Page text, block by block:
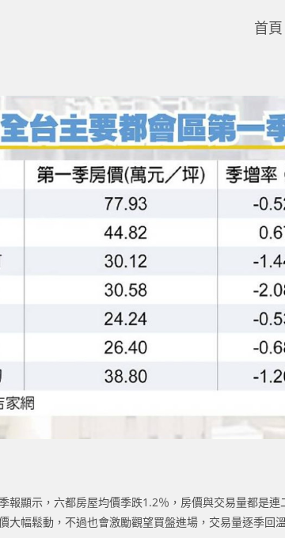
首頁
報顯示，六都房屋均價季跌1.2％，房價與交易量都是
幅鬆動，不過也會激勵觀望買盤進場，交易量逐季回